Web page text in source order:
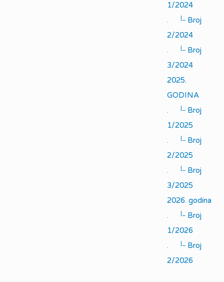
1/2024
.
|_ Broj
2/2024
.
|_ Broj
3/2024
2025.
GODINA
.
|_ Broj
1/2025
.
|_ Broj
2/2025
.
|_ Broj
3/2025
2026. godina
.
|_ Broj
1/2026
.
|_ Broj
2/2026